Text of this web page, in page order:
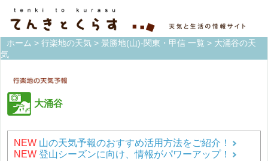
ホーム > 行楽地の天気 > 景勝地(山)-関東・甲信 一覧 > 大涌谷の天
気
大涌谷
NEW 山の天気予報のおすすめ活用方法をご紹介！
NEW 登山シーズンに向け、情報がパワーアップ！